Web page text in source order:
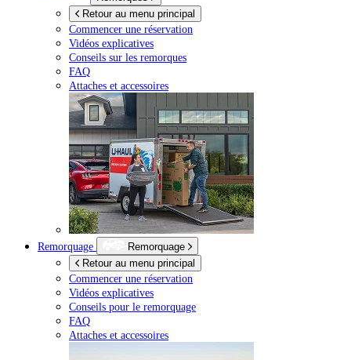
Retour au menu principal
Commencer une réservation
Vidéos explicatives
Conseils sur les remorques
FAQ
Attaches et accessoires
Remorquage
Remorquage
Retour au menu principal
Commencer une réservation
Vidéos explicatives
Conseils pour le remorquage
FAQ
Attaches et accessoires